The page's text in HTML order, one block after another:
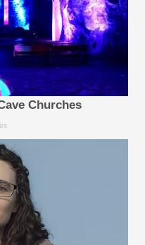
Churches